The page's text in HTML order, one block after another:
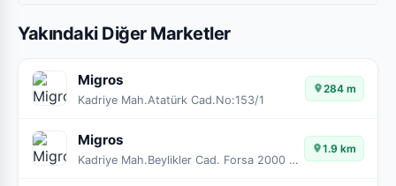
Yakındaki Diğer Marketler
Migros
Kadriye Mah.Atatürk Cad.No:153/1
284 m
Migros
Kadriye Mah.Beylikler Cad. Forsa 2000 Avm No:3-1/1
1.9 km